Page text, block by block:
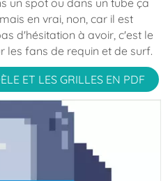
un spot ou dans un tube ça
en vrai, non, car il est
d'hésitation à avoir, c'est le
les fans de requin et de surf.
ET LES GRILLES EN PDF